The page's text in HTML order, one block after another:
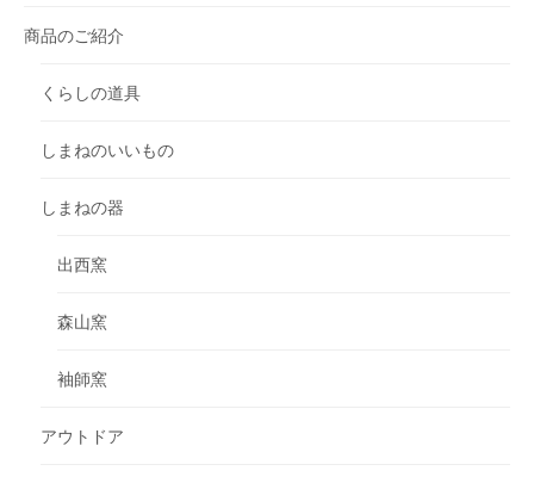
商品のご紹介
くらしの道具
しまねのいいもの
しまねの器
出西窯
森山窯
袖師窯
アウトドア